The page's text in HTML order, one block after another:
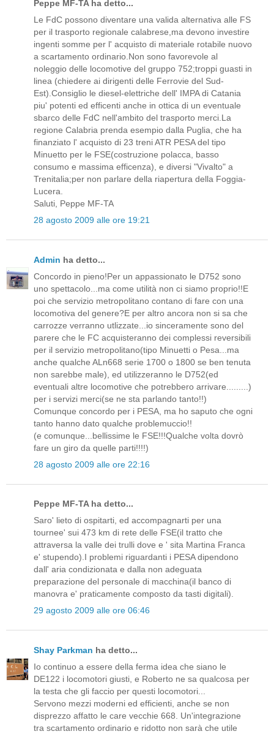
Peppe MF-TA ha detto...
Le FdC possono diventare una valida alternativa alle FS
per il trasporto regionale calabrese,ma devono investire
ingenti somme per l' acquisto di materiale rotabile nuovo
a scartamento ordinario.Non sono favorevole al
noleggio delle locomotive del gruppo 752;troppi guasti in
linea (chiedere ai dirigenti delle Ferrovie del Sud-
Est).Consiglio le diesel-elettriche dell' IMPA di Catania
piu' potenti ed efficenti anche in ottica di un eventuale
sbarco delle FdC nell'ambito del trasporto merci.La
regione Calabria prenda esempio dalla Puglia, che ha
finanziato l' acquisto di 23 treni ATR PESA del tipo
Minuetto per le FSE(costruzione polacca, basso
consumo e massima efficenza), e diversi "Vivalto" a
Trenitalia;per non parlare della riapertura della Foggia-
Lucera.
Saluti, Peppe MF-TA
28 agosto 2009 alle ore 19:21
Admin ha detto...
Concordo in pieno!Per un appassionato le D752 sono
uno spettacolo...ma come utilità non ci siamo proprio!!E
poi che servizio metropolitano contano di fare con una
locomotiva del genere?E per altro ancora non si sa che
carrozze verranno utlizzate...io sinceramente sono del
parere che le FC acquisteranno dei complessi reversibili
per il servizio metropolitano(tipo Minuetti o Pesa...ma
anche qualche ALn668 serie 1700 o 1800 se ben tenuta
non sarebbe male), ed utilizzeranno le D752(ed
eventuali altre locomotive che potrebbero arrivare.........)
per i servizi merci(se ne sta parlando tanto!!)
Comunque concordo per i PESA, ma ho saputo che ogni
tanto hanno dato qualche problemuccio!!
(e comunque...bellissime le FSE!!!Qualche volta dovrò
fare un giro da quelle parti!!!!)
28 agosto 2009 alle ore 22:16
Peppe MF-TA ha detto...
Saro' lieto di ospitarti, ed accompagnarti per una
tournee' sui 473 km di rete delle FSE(il tratto che
attraversa la valle dei trulli dove e ' sita Martina Franca
e' stupendo).I problemi riguardanti i PESA dipendono
dall' aria condizionata e dalla non adeguata
preparazione del personale di macchina(il banco di
manovra e' praticamente composto da tasti digitali).
29 agosto 2009 alle ore 06:46
Shay Parkman ha detto...
Io continuo a essere della ferma idea che siano le
DE122 i locomotori giusti, e Roberto ne sa qualcosa per
la testa che gli faccio per questi locomotori...
Servono mezzi moderni ed efficienti, anche se non
disprezzo affatto le care vecchie 668. Un'integrazione
tra scartamento ordinario e ridotto non sarà che utile